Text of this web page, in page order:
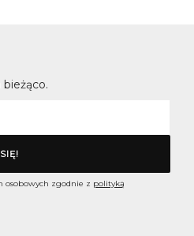
osobowych zgodnie z polityką